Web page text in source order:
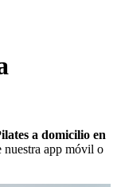
a domicilio en
nuestra app móvil o